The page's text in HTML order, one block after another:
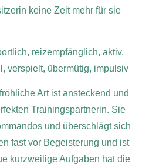
keine Zeit mehr für sie
reizempfänglich, aktiv,
verspielt, übermütig, impulsiv
Art ist ansteckend und
Trainingspartnerin. Sie
und überschlägt sich
fast vor Begeisterung und ist
kurzweilige Aufgaben hat die